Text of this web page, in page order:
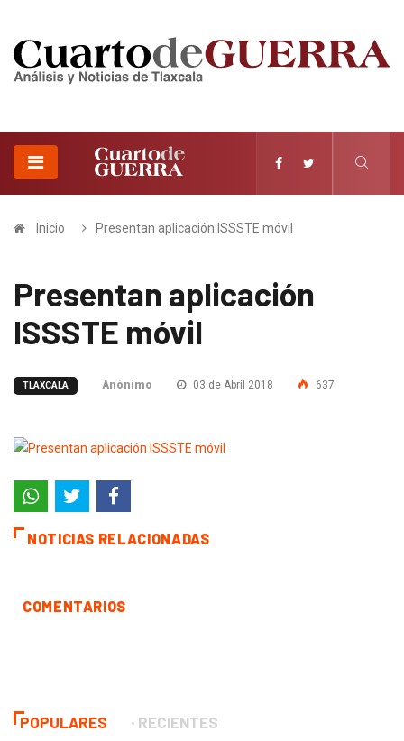
Inicio Presentan aplicación ISSSTE móvil
Presentan aplicación
ISSSTE móvil
TLAXCALA Anónimo 03 de Abril 2018 637
NOTICIAS RELACIONADAS
COMENTARIOS
POPULARES RECIENTES